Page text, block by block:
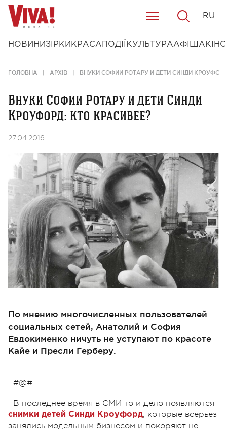
НОВИНИ ЗІРКИ КРАСА ПОДІЇ КУЛЬТУРААФІША КІНО
RU
ГОЛОВНА АРХІВ ВНУКИ СОФИИ РОТАРУ И ДЕТИ СИНДИ
Внуки Софии Ротару и дети Синди
Кроуфорд: кто красивее?
27.04.2016
По мнению многочисленных пользователей
социальных сетей, Анатолий и София
Евдокименко ничуть не уступают по красоте
Кайе и Пресли Герберу.
#@#
В последнее время в СМИ то и дело появляются
снимки детей Синди Кроуфорд, которые всерьез
занялись модельным бизнесом и покоряют не